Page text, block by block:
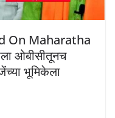
On Maharatha
ओबीसीतूनच
भूमिकेला